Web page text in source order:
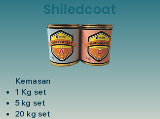
Shiledcoat
Kemasan
1 Kg set
5 kg set
20 kg set